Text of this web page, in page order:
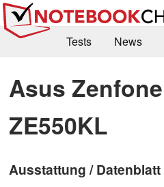
Tests News
Kaufberatung
Deals
Forum
Asus
ZE550KL
Ausstattung / Datenblatt